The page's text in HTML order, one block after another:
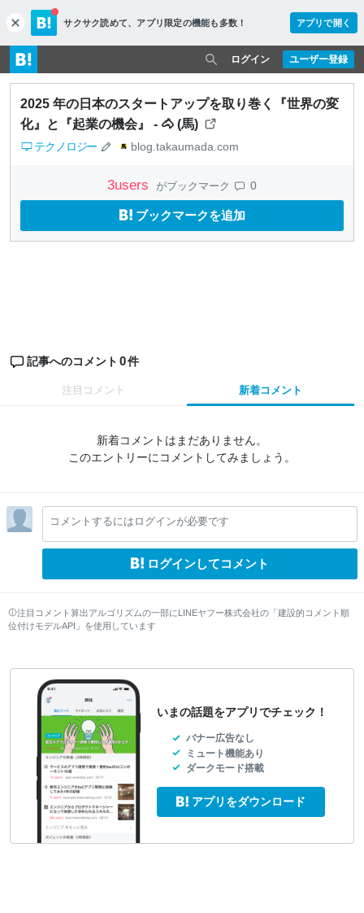
c
l
o
s
e
サクサク読めて、 アプリ限定の機能も多数！ アプリで開く
ユーザー登録
ログイン
2025 年の日本のスタートアップを取り巻く『世界の変
化』と『起業の機会』 - 🐴 (馬)
テクノロジー blog.takaumada.com
3users がブックマーク 0
ブックマークを追加
記事へのコメント 0件
注目コメント 新着コメント
新着コメントはまだありません。
このエントリーにコメントしてみましょう。
コメントするにはログインが必要です
ログインしてコメント
注目コメント算出アルゴリズムの一部にLINEヤフー株式会社の「建設的コメント順
位付けモデルAPI」を使用しています
いまの話題をアプリでチェック！
バナー広告なし
ミュート機能あり
ダークモード搭載
アプリをダウンロード